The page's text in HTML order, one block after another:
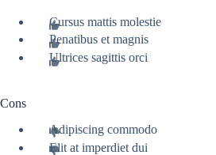
Cursus mattis molestie
Penatibus et magnis
Ultrices sagittis orci
Cons
Adipiscing commodo
Elit at imperdiet dui